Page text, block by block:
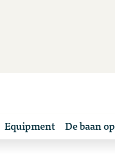
Equipment De baan op